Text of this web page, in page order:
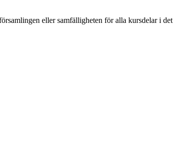
eller samfälligheten för alla kursdelar i det